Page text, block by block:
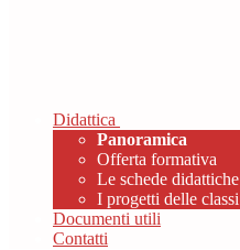
Didattica
Panoramica
Offerta formativa
Le schede didattiche
I progetti delle classi
Documenti utili
Contatti